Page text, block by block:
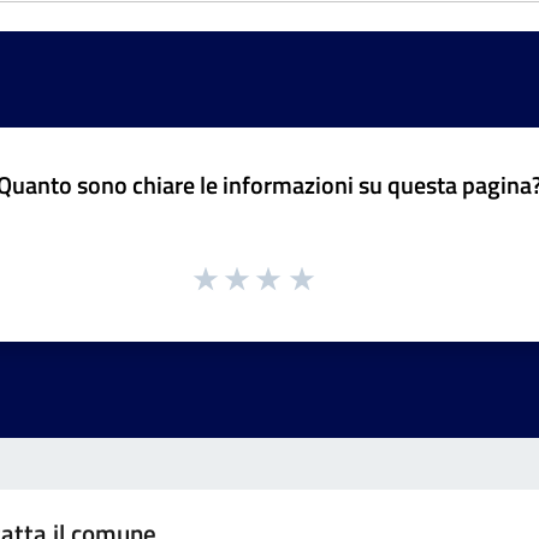
sono chiare le informazioni su questa